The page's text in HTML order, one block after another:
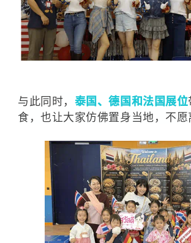
与此同时， 泰国、德国和法国展位
食，也让大家仿佛置身当地，不愿